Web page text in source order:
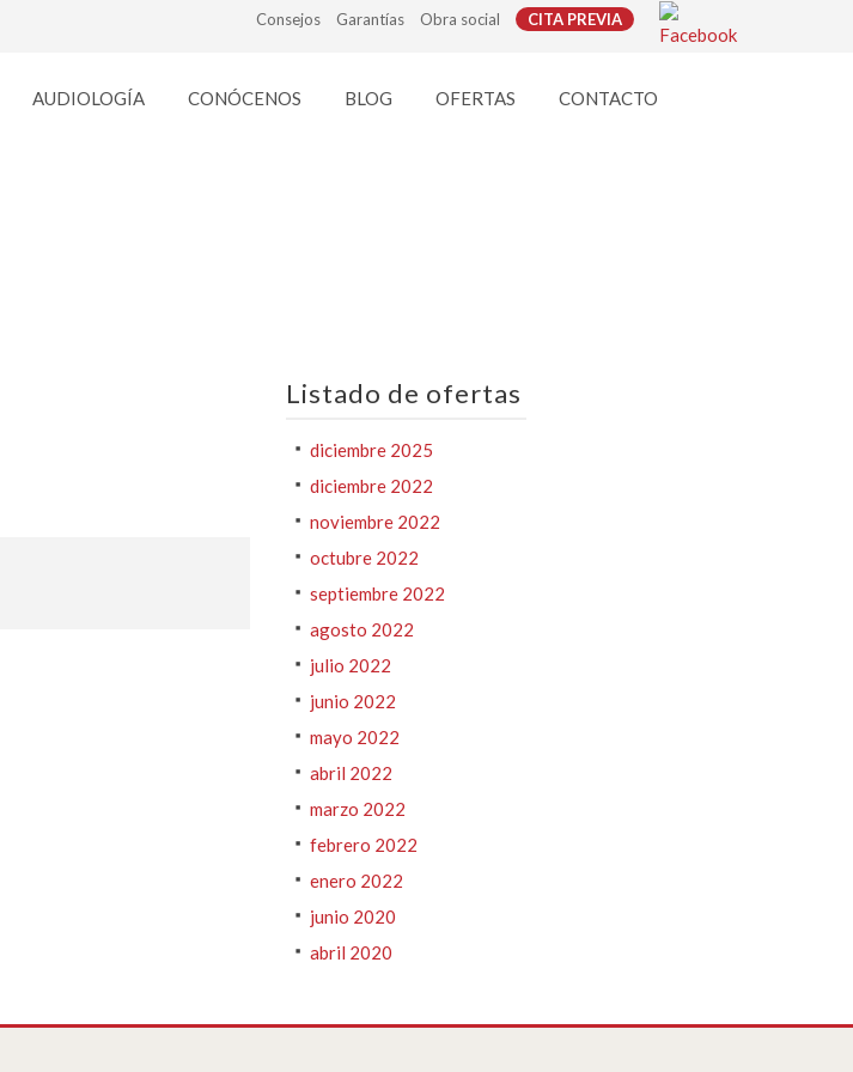
Consejos Garantías Obra social CITA PREVIA
AUDIOLOGÍA CONÓCENOS BLOG OFERTAS CONTACTO
Listado de ofertas
diciembre 2025
diciembre 2022
noviembre 2022
octubre 2022
septiembre 2022
agosto 2022
julio 2022
junio 2022
mayo 2022
abril 2022
marzo 2022
febrero 2022
enero 2022
junio 2020
abril 2020